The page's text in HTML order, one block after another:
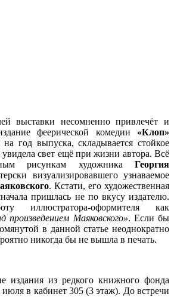
выставки несомненно привлечёт и
феерической комедии «Клоп»
год выпуска, складывается стойкое
свет ещё при жизни автора. Всё
рисункам художника Георгия
визуализировавшего узнаваемое
. Кстати, его художественная
пришлась не по вкусу издателю.
иллюстратора-оформителя как
произведением Маяковского». Если бы
в данной статье неоднократно
никогда бы не вышла в печать.
издания из редкого книжного фонда
в кабинет 305 (3 этаж). До встречи